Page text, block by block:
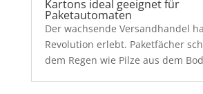
Kartons ideal geeignet für
Paketautomaten
Der wachsende Versandhandel
Revolution erlebt. Paketfächer
dem Regen wie Pilze aus dem